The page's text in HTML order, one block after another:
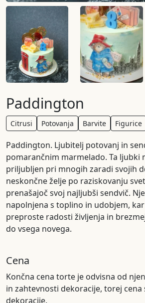
Paddington
Citrusi Potovanja Barvite Figurice
Paddington. Ljubitelj potovanj in
pomarančnim marmelado. Ta ljubki
priljubljen pri mnogih zaradi svojih
neskončne želje po raziskovanju
prenašajoč svoj najljubši sendvič.
napolnjena s toplino in udobjem,
preproste radosti življenja in
do vsega novega.
Cena
Končna cena torte je odvisna od
in zahtevnosti dekoracije, torej cena
dekoracije.